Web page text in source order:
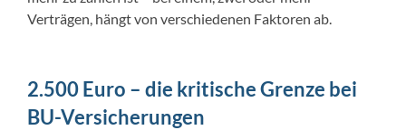
Verträgen, hängt von verschiedenen Faktoren ab.
2.500 Euro – die kritische Grenze bei
BU-Versicherungen